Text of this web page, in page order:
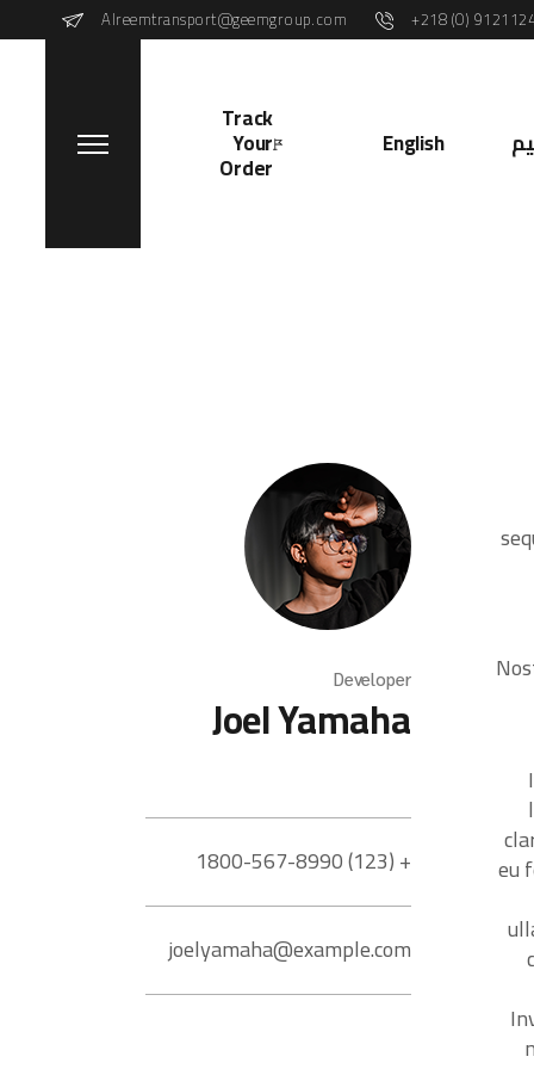
+218 (0)
Alreemtransport@geemgroup.com
English
Track
Your
Order
Developer
Joel Yamaha
+ (123) 1800-567-8990
joelyamaha@example.com
eu